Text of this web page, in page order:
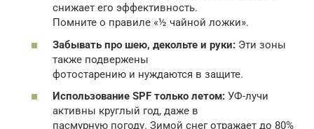
снижает его эффективность.
Помните о правиле «½ чайной ложки».
Забывать про шею, декольте и руки: Эти зоны
также подвержены
фотостарению и нуждаются в защите.
Использование SPF только летом: УФ-лучи
активны круглый год, даже в
пасмурную погоду. Зимой снег отражает до 80%